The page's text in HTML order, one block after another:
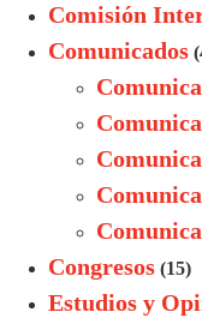
Comisión
Comunicados
Congresos (15)
Estudios y